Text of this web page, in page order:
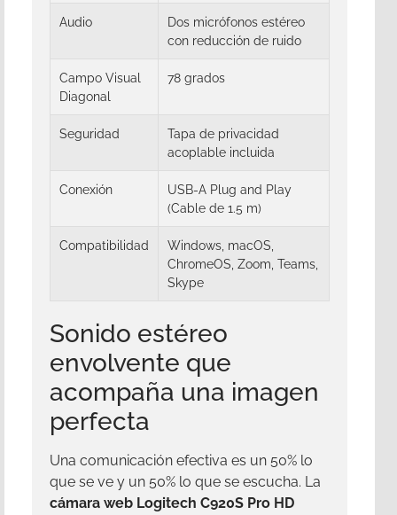
Audio
Dos micrófonos estéreo
con reducción de ruido
Campo Visual
Diagonal
78 grados
Seguridad
Tapa de privacidad
acoplable incluida
Conexión
USB-A Plug and Play
(Cable de 1.5 m)
Compatibilidad
Windows, macOS,
ChromeOS, Zoom, Teams,
Skype
Sonido estéreo
envolvente que
acompaña una imagen
perfecta
Una comunicación efectiva es un 50% lo
que se ve y un 50% lo que se escucha. La
cámara web Logitech C920S Pro HD